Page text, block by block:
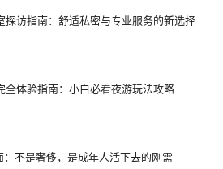
探访指南：舒适私密与专业服务的新选择
全体验指南：小白必看夜游玩法攻略
：不是奢侈，是成年人活下去的刚需